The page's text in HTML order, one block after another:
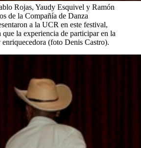
Rojas, Yaudy Esquivel y Ramón
de la Compañía de Danza
a la UCR en este festival,
que la experiencia de participar en la
(foto Denis Castro).